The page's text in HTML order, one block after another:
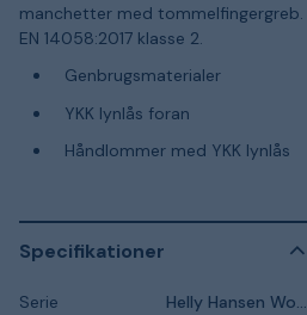
manchetter med tommelfingergreb.
EN 14058:2017 klasse 2.
Genbrugsmaterialer
YKK lynlås foran
Håndlommer med YKK lynlås
Specifikationer
Serie Helly Hansen Workwear Heritage